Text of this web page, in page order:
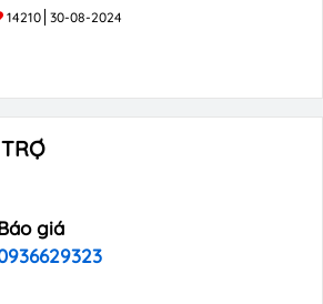
14210 30-08-2024
giá